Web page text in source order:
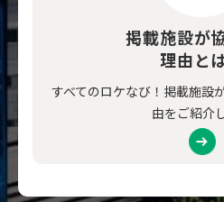
掲載施設が
理由と
すべてのロケなび！掲載施設
由をご紹介